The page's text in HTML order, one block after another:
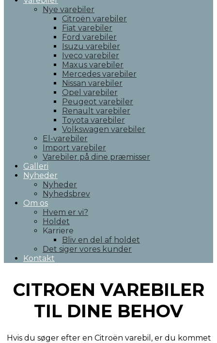
Nye varebiler
Citroën varebiler
Fiat varebiler
Ford varebiler
Isuzu varebiler
Iveco varebiler
Maxus varebiler
Mercedes varebiler
Nissan varebiler
Opel varebiler
Peugeot varebiler
Renault varebiler
Toyota varebiler
Volkswagen varebiler
El-varebiler
Import varebiler
Varebiler på dine præmisser
Galleri
Nyheder
Nyheder
Nyhedsbrev
Om os
Hvem er vi?
Holdet
Karriere
Bliv en del af holdet
Det siger vores kunder
Kontakt
CITROEN VAREBILER
TIL DINE BEHOV
Hvis du søger efter en Citroën varebil, er du kommet